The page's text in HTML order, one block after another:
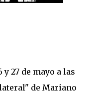
27 de mayo a las
de Mariano